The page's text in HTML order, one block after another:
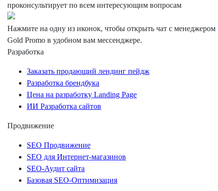
проконсультирует по всем интересующим вопросам
Нажмите на одну из иконок, чтобы открыть чат с менеджером
Gold Promo в удобном вам мессенджере.
Разработка
Заказать продающий лендинг пейдж
Разработка брендбука
Цена на разработку Landing Page
ИИ Разработка сайтов
Продвижение
SEO Продвижение
SEO для Интернет-магазинов
SEO-Аудит сайта
Базовая SEO-Оптимизация